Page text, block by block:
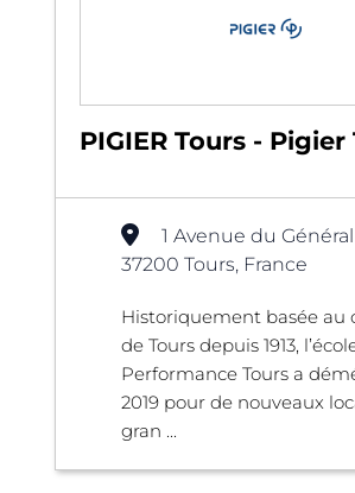
PIGIER Tours - Pigier
1 Avenue du
37200 Tours, France
Historiquement basée au
de Tours depuis 1913,
Performance Tours a
2019 pour de nouveaux
gran ...